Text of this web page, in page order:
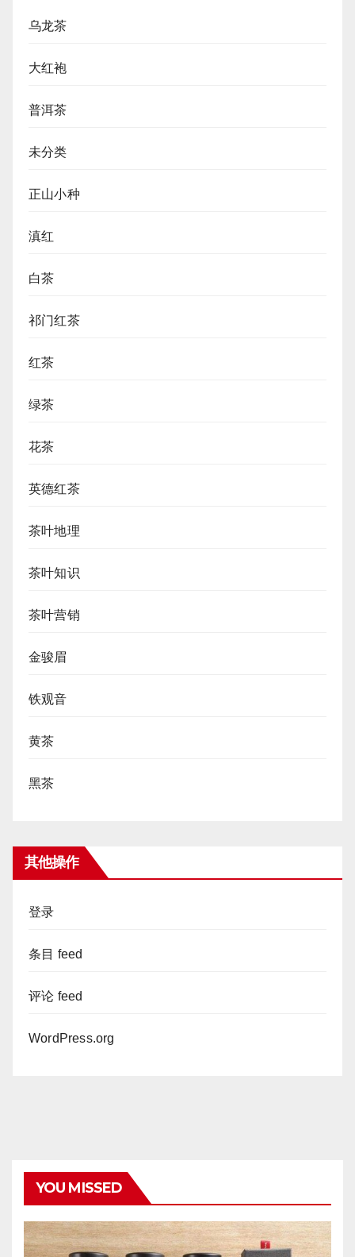
乌龙茶
大红袍
普洱茶
未分类
正山小种
滇红
白茶
祁门红茶
红茶
绿茶
花茶
英德红茶
茶叶地理
茶叶知识
茶叶营销
金骏眉
铁观音
黄茶
黑茶
其他操作
登录
条目 feed
评论 feed
WordPress.org
YOU MISSED